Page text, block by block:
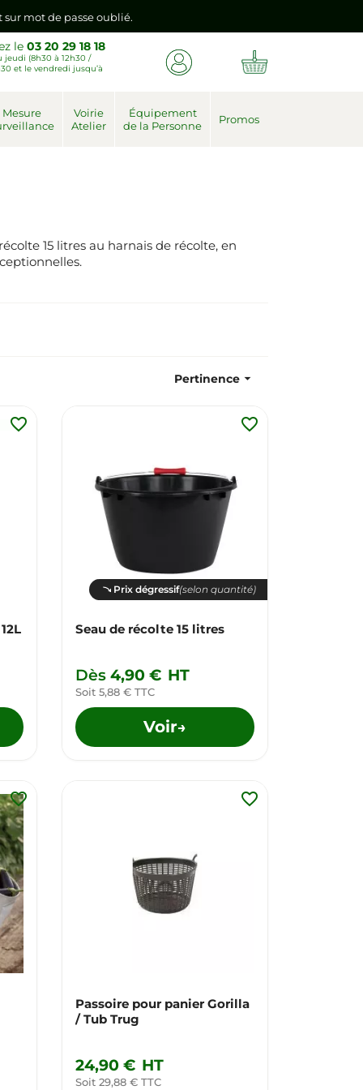
connexion vers votre nouvel espace client.
mot de passe oublié.
connexion vers votre nouvel espace client.
le03 20 29 18 18
jeudi (8h30 à 12h30 /
et le vendredi jusqu’à
Mesure
Voirie
Atelier
Équipement
de la Personne
Promos
15 litres au harnais de récolte, en
Pertinence
favorite_border
Prix dégressif(selon quantité)
Seau de récolte 15 litres
Dès 4,90 € HT
Soit 5,88 € TTC
Voir→
favorite_border
favorite_border
Passoire pour panier Gorilla
/ Tub Trug
24,90 € HT
Soit 29,88 € TTC
favorite_border